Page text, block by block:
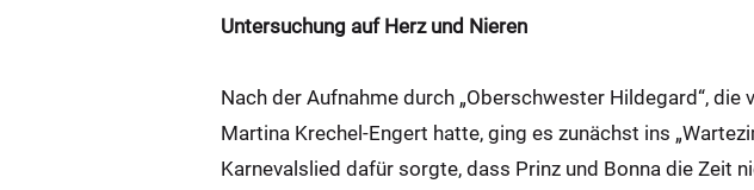
Untersuchung auf Herz und Nieren
Nach der Aufnahme durch „Oberschwester Hildegard“,
Martina Krechel-Engert hatte, ging es zunächst ins
Karnevalslied dafür sorgte, dass Prinz und Bonna die Zeit